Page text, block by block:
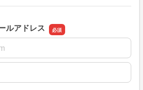
ルアドレス
アドレス
アドレスの確認用